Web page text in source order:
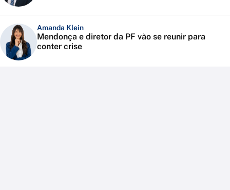
Amanda Klein
Mendonça e diretor da PF vão se reunir para
conter crise